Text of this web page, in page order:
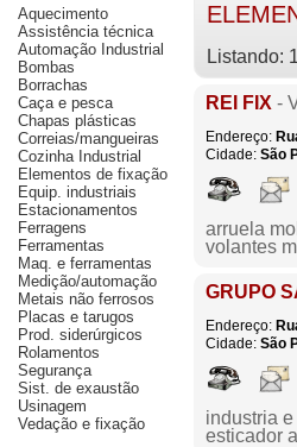
Aquecimento
Assistência técnica
Automação Industrial
Bombas
Borrachas
Caça e pesca
Chapas plásticas
Correias/mangueiras
Cozinha Industrial
Elementos de fixação
Equip. industriais
Estacionamentos
Ferragens
Ferramentas
Maq. e ferramentas
Medição/automação
Metais não ferrosos
Placas e tarugos
Prod. siderúrgicos
Rolamentos
Segurança
Sist. de exaustão
Usinagem
Vedação e fixação
Listando:
REI FIX -
Endereço:
Cidade: São
arruela
volantes
GRUPO
Endereço:
Cidade: São
industria
esticador